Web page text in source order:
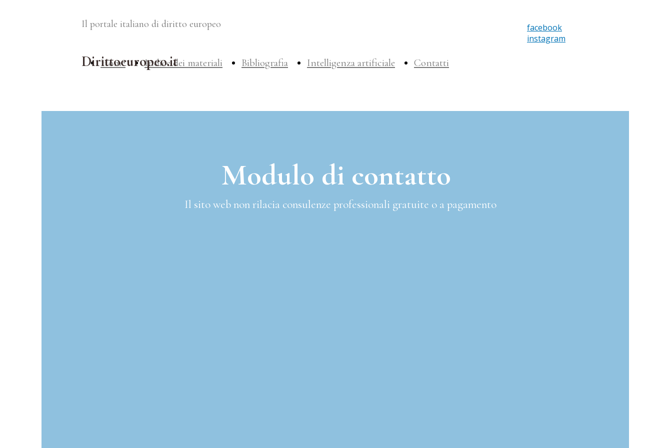
facebook
instagram
Il portale italiano di diritto europeo
Home Indice dei materiali Bibliografia Intelligenza artificiale Contatti
Dirittoeuropeo.it
Modulo di contatto
Il sito web non rilacia consulenze professionali gratuite o a pagamento